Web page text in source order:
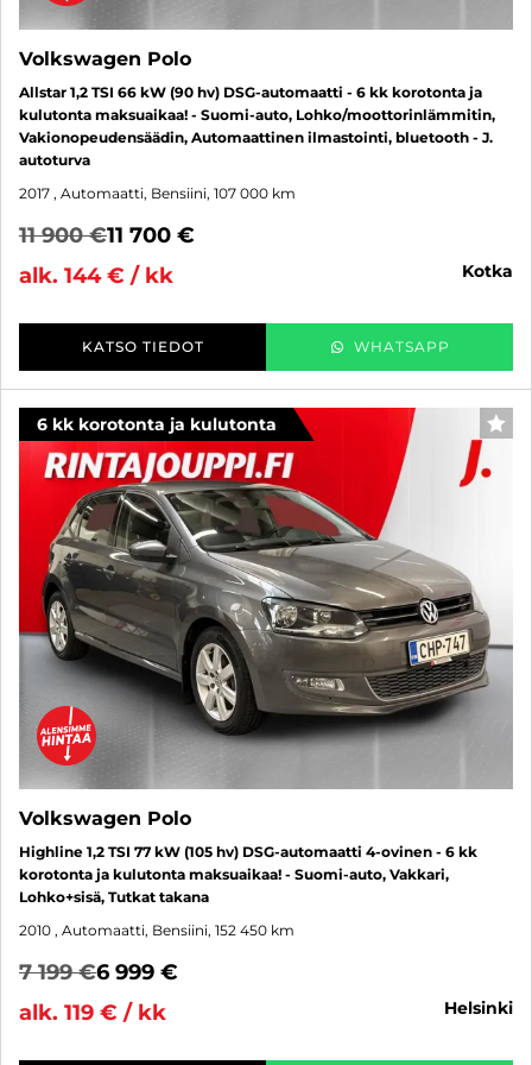
Volkswagen Polo
Allstar 1,2 TSI 66 kW (90 hv) DSG-automaatti - 6 kk korotonta ja
kulutonta maksuaikaa! - Suomi-auto, Lohko/moottorinlämmitin,
Vakionopeudensäädin, Automaattinen ilmastointi, bluetooth - J.
autoturva
2017 , Automaatti, Bensiini, 107 000 km
11 900 €11 700 €
alk. 144 € / kk
kotka
KATSO TIEDOT WHATSAPP
6 kk korotonta ja kulutonta
Volkswagen Polo
Highline 1,2 TSI 77 kW (105 hv) DSG-automaatti 4-ovinen - 6 kk
korotonta ja kulutonta maksuaikaa! - Suomi-auto, Vakkari,
Lohko+sisä, Tutkat takana
2010 , Automaatti, Bensiini, 152 450 km
7 199 €6 999 €
alk. 119 € / kk
helsinki